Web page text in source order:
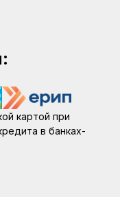
картой при
в банках-